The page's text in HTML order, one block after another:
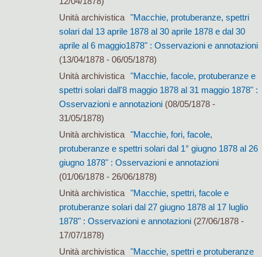
Unità archivistica "Macchie, protuberanze, spettri
solari dal 13 aprile 1878 al 30 aprile 1878 e dal 30
aprile al 6 maggio1878" : Osservazioni e annotazioni
(13/04/1878 - 06/05/1878)
Unità archivistica "Macchie, facole, protuberanze e
spettri solari dall'8 maggio 1878 al 31 maggio 1878" :
Osservazioni e annotazioni(08/05/1878 -
31/05/1878)
Unità archivistica "Macchie, fori, facole,
protuberanze e spettri solari dal 1° giugno 1878 al 26
giugno 1878" : Osservazioni e annotazioni
(01/06/1878 - 26/06/1878)
Unità archivistica "Macchie, spettri, facole e
protuberanze solari dal 27 giugno 1878 al 17 luglio
1878" : Osservazioni e annotazioni(27/06/1878 -
17/07/1878)
Unità archivistica "Macchie, spettri e protuberanze